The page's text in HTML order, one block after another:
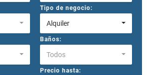
Tipo de negocio:
Alquiler
Baños:
Todos
Precio hasta: